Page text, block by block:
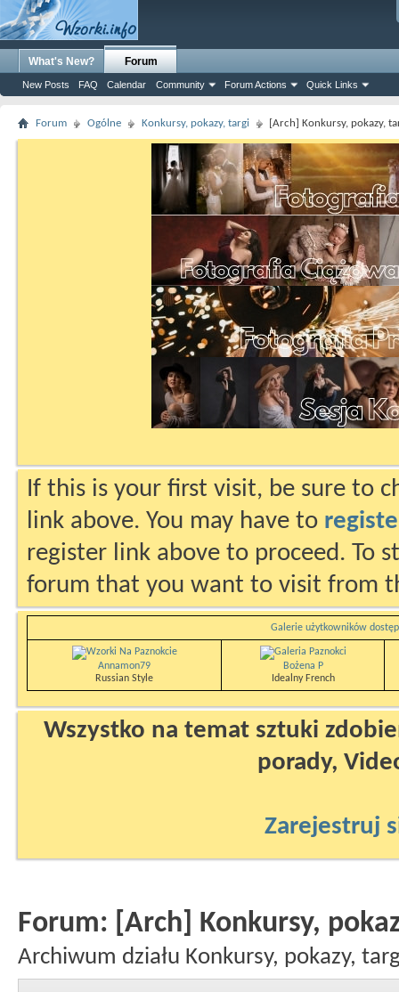
What's New? Forum
New Posts FAQ Calendar Community Forum Actions Quick Links
Forum Ogólne Konkursy, pokazy, targi [Arch] Konkursy, pokazy,
If this is your first visit, be sure to
link above. You may have to
register link above to proceed. To
forum that you want to visit from
Galerie użytkowników
Annamon79
Russian Style
Bożena P
Idealny French
Wszystko na temat sztuki
porady,
Zarejestruj
Forum: [Arch] Konkursy,
Archiwum działu Konkursy, pokazy,